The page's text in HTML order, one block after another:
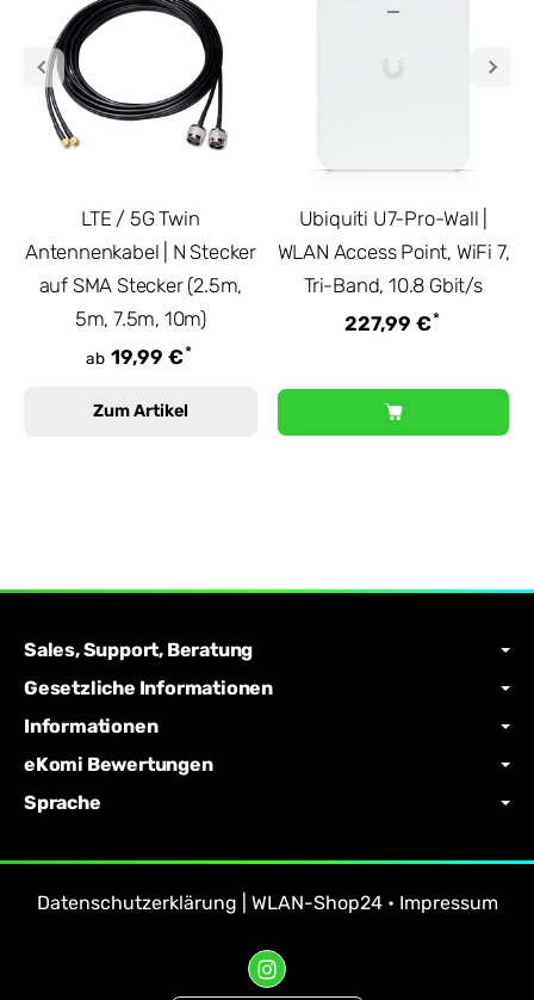
LTE / 5G Twin
Antennenkabel | N Stecker
auf SMA Stecker (2.5m,
5m, 7.5m, 10m)
ab 19,99 €*
Zum Artikel
Ubiquiti U7-Pro-Wall |
WLAN Access Point, WiFi 7,
Tri-Band, 10.8 Gbit/s
227,99 €*
Sales, Support, Beratung
Gesetzliche Informationen
Informationen
eKomi Bewertungen
Sprache
Datenschutzerklärung | WLAN-Shop24 • Impressum